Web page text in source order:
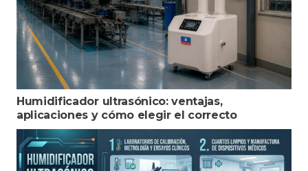
Humidificador ultrasónico: ventajas,
aplicaciones y cómo elegir el correcto